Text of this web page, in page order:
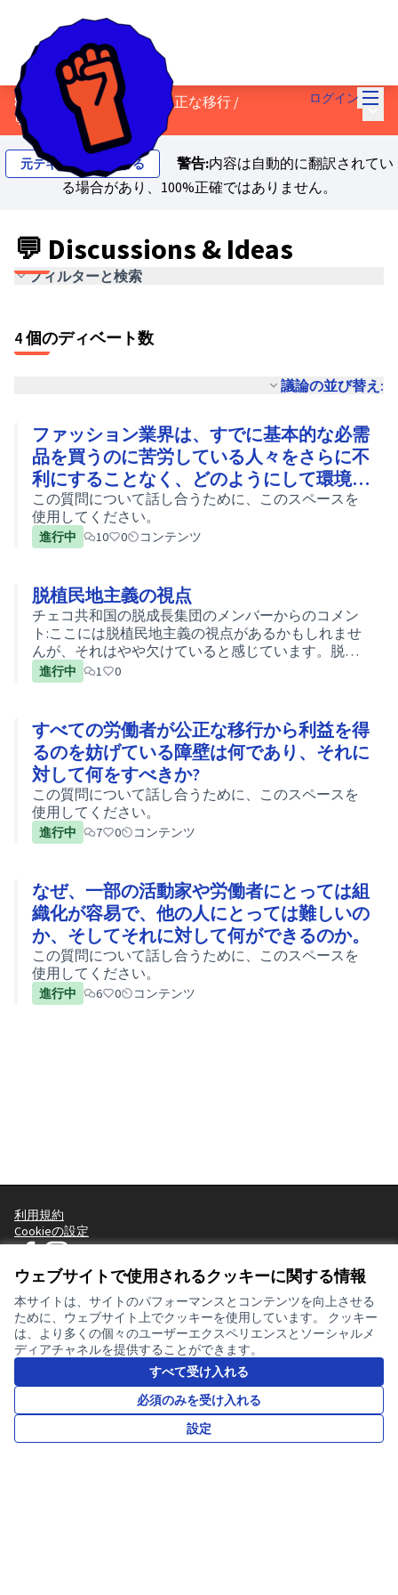
ウェブサイトで使用されるクッキーに関する情報
本サイトは、サイトのパフォーマンスとコンテンツを向上させる
ために、ウェブサイト上でクッキーを使用しています。 クッキー
は、より多くの個々のユーザーエクスペリエンスとソーシャルメ
ディアチャネルを提供することができます。
すべて受け入れる
必須のみを受け入れる
設定
メイ
ログイン
8 - すべての人のための公正な移行 /
💬 Discussions & Ideas
メイ
元テキストを表示する 警告:内容は自動的に翻訳されてい
る場合があり、100%正確ではありません。
💬 Discussions & Ideas
フィルターと検索
4 個のディベート数
議論の並び替え:
ファッション業界は、すでに基本的な必需
品を買うのに苦労している人々をさらに不
利にすることなく、どのようにして環境に
優しく公正な未来に移行できるでしょう
か?
この質問について話し合うために、このスペースを
使用してください。
進行中 10 0 コンテンツ
脱植民地主義の視点
チェコ共和国の脱成長集団のメンバーからのコメン
ト:ここには脱植民地主義の視点があるかもしれませ
んが、それはやや欠けていると感じています。脱植
民地化とは、中核の条件に左右されるため、すべて
の指標で体系的に過小評価されているグローバル・
ことを意味します。これがなければ、関係は決して
平等ではなく、西側諸国は「同一労働同一賃金」に
なるまで南部を搾取し続けるだろう。
進行中 1 0
すべての労働者が公正な移行から利益を得
るのを妨げている障壁は何であり、それに
対して何をすべきか?
この質問について話し合うために、このスペースを
使用してください。
進行中 7 0 コンテンツ
なぜ、一部の活動家や労働者にとっては組
織化が容易で、他の人にとっては難しいの
か、そしてそれに対して何ができるのか。
この質問について話し合うために、このスペースを
使用してください。
進行中 6 0 コンテンツ
利用規約
Cookieの設定
Facebook の JTマニフェスト - クリーンウェアキャンペーン
(外部リンク)
InstagramのJTマニフェスト - クリーンウェアキャンペーン
(外部リンク)
日本語
Choose language Sprache wählen Choisir la langue Scegli la lingua Choose
この参加型プラットフォームは、欧州連合(EU)が共同出資していま
す。このウェブサイトのコンテンツは、Clean Clothes Campaignの